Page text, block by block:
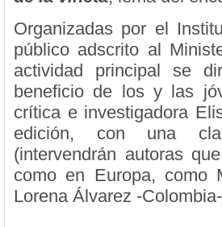
Organizadas por el
público adscrito al
actividad principal se
beneficio de los y las
crítica e investigadora
edición, con una
(intervendrán autoras
como en Europa, como
Lorena Álvarez -